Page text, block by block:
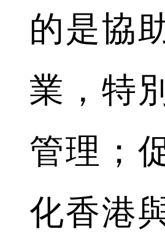
的是協
業，特
管理；
化香港